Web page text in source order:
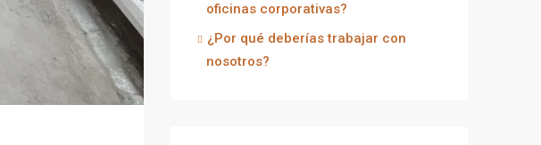
oficinas corporativas?
¿Por qué deberías trabajar con
nosotros?